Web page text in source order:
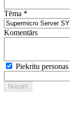
Tēma *
Komentārs
Piekritu
Nosūtīt